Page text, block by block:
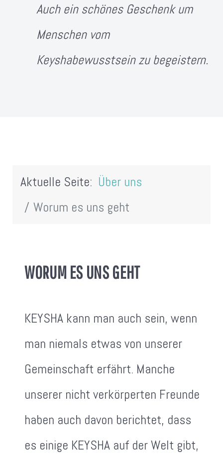
Auch ein schönes Geschenk um
Menschen vom
Keyshabewusstsein zu begeistern.
Aktuelle Seite: Über uns
Worum es uns geht
WORUM ES UNS GEHT
KEYSHA kann man auch sein, wenn
man niemals etwas von unserer
Gemeinschaft erfährt. Manche
unserer nicht verkörperten Freunde
haben auch davon berichtet, dass
es einige KEYSHA auf der Welt gibt,